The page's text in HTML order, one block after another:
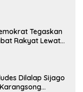
Tegaskan
Rakyat Lewat
Dilalap Sijago